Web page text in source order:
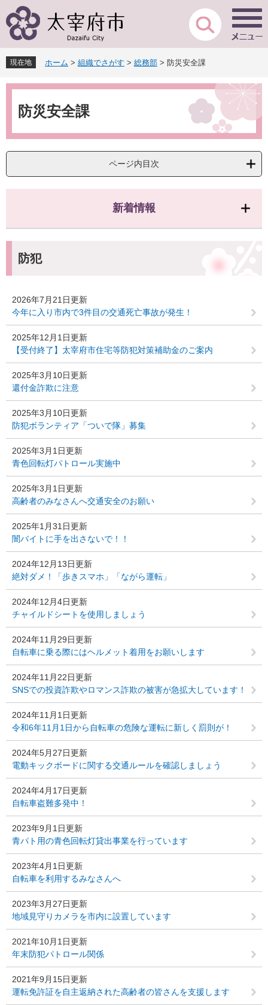
ー
先
頭
で
ニ
を
飛
ば
現在地 ホーム > 組織でさがす > 総務部 > 防災安全課
本
防災安全課
ページ内目次
新着情報
防犯
2026年7月21日更新
今年に入り市内で3件目の交通死亡事故が発生！
2025年12月1日更新
【受付終了】太宰府市住宅等防犯対策補助金のご案内
2025年3月10日更新
還付金詐欺に注意
2025年3月10日更新
防犯ボランティア「ついで隊」募集
2025年3月1日更新
青色回転灯パトロール実施中
2025年3月1日更新
高齢者のみなさんへ交通安全のお願い
2025年1月31日更新
闇バイトに手を出さないで！！
2024年12月13日更新
絶対ダメ！「歩きスマホ」「ながら運転」
2024年12月4日更新
チャイルドシートを使用しましょう
2024年11月29日更新
自転車に乗る際にはヘルメット着用をお願いします
2024年11月22日更新
SNSでの投資詐欺やロマンス詐欺の被害が急拡大しています！
2024年11月1日更新
令和6年11月1日から自転車の危険な運転に新しく罰則が！
2024年5月27日更新
電動キックボードに関する交通ルールを確認しましょう
2024年4月17日更新
自転車盗難多発中！
2023年9月1日更新
青パト用の青色回転灯貸出事業を行っています
2023年4月1日更新
自転車を利用するみなさんへ
2023年3月27日更新
地域見守りカメラを市内に設置しています
2021年10月1日更新
年末防犯パトロール関係
2021年9月15日更新
運転免許証を自主返納された高齢者の皆さんを支援します